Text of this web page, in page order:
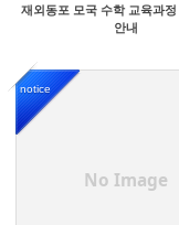
재외동포 모국 수학 교육과정
안내
No Image
notice